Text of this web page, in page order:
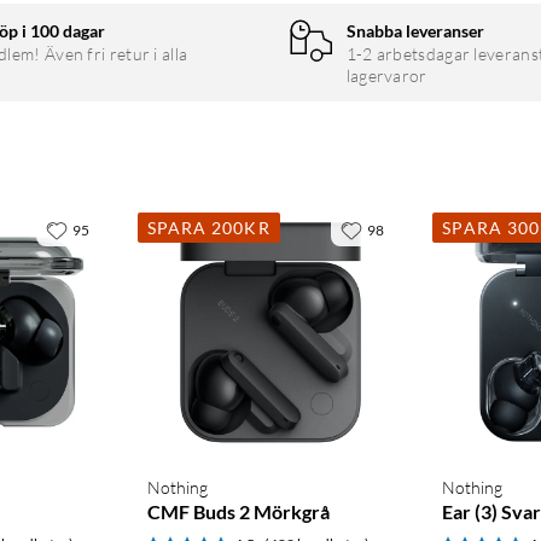
i 100 dagar
Även fri retur i alla
Snabba leveranser
1-2 arbetsdagar
lagervaror
95 SPARA 200KR
Nothing
CMF Buds 2 Mörkgrå
98 SPARA
Nothing
Ear (3)